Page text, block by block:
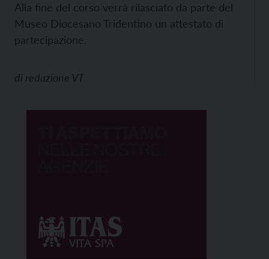
Alla fine del corso verrà rilasciato da parte del
Museo Diocesano Tridentino un attestato di
partecipazione.
di redazione VT